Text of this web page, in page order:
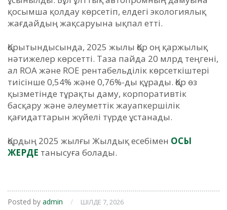
қосымша қолдау көрсетіп, елдегі экологиялық
жағдайдың жақсаруына ықпал етті.
Қорытындысында, 2025 жылы Қор оң қаржылық
нәтижелер көрсетті. Таза пайда 20 млрд теңгені,
ал ROA және ROE рентабельділік көрсеткіштері
тиісінше 0,54% және 0,76%-ды құрады. Қор өз
қызметінде тұрақты даму, корпоративтік
басқару және әлеуметтік жауапкершілік
қағидаттарын жүйелі түрде ұстанады.
Қордың 2025 жылғы Жылдық есебімен ОСЫ
ЖЕРДЕ танысуға болады.
Posted by admin / ШІЛДЕ 7, 2026